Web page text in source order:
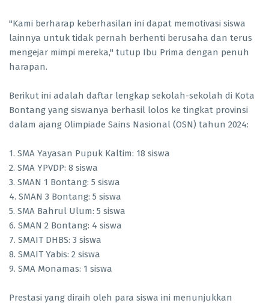
"Kami berharap keberhasilan ini dapat memotivasi siswa
lainnya untuk tidak pernah berhenti berusaha dan terus
mengejar mimpi mereka," tutup Ibu Prima dengan penuh
harapan.
Berikut ini adalah daftar lengkap sekolah-sekolah di Kota
Bontang yang siswanya berhasil lolos ke tingkat provinsi
dalam ajang Olimpiade Sains Nasional (OSN) tahun 2024:
1. SMA Yayasan Pupuk Kaltim: 18 siswa
2. SMA YPVDP: 8 siswa
3. SMAN 1 Bontang: 5 siswa
4. SMAN 3 Bontang: 5 siswa
5. SMA Bahrul Ulum: 5 siswa
6. SMAN 2 Bontang: 4 siswa
7. SMAIT DHBS: 3 siswa
8. SMAIT Yabis: 2 siswa
9. SMA Monamas: 1 siswa
Prestasi yang diraih oleh para siswa ini menunjukkan